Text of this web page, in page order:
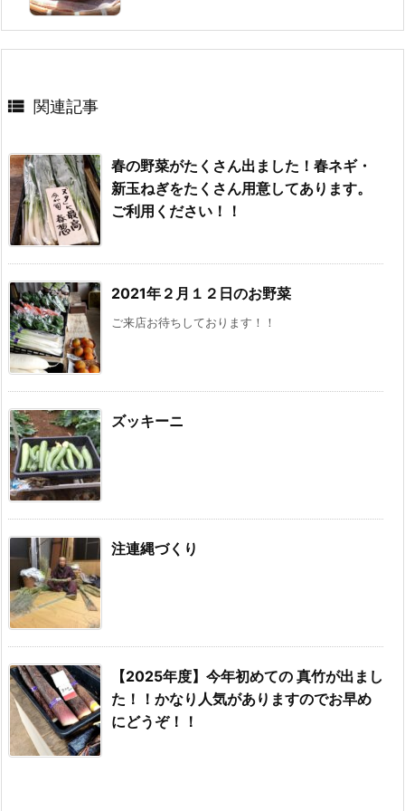
 関連記事
春の野菜がたくさん出ました！春ネギ・
新玉ねぎをたくさん用意してあります。
ご利用ください！！
2021年２月１２日のお野菜
ご来店お待ちしております！！
ズッキーニ
注連縄づくり
【2025年度】今年初めての 真竹が出まし
た！！かなり人気がありますのでお早め
にどうぞ！！